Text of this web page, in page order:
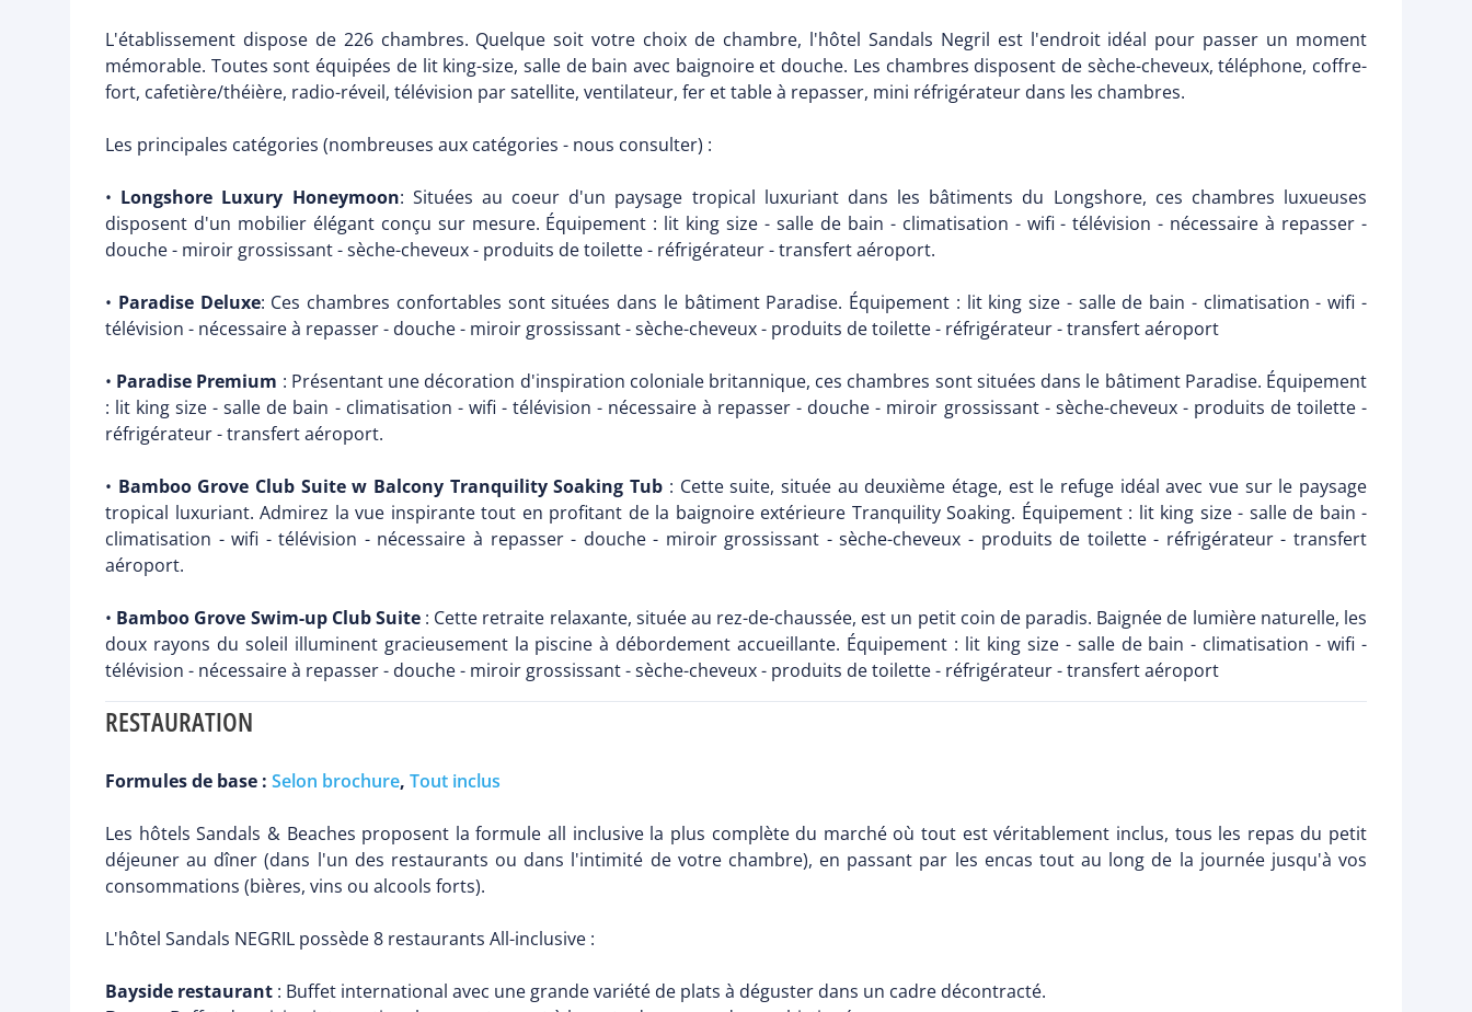
L'établissement dispose de 226 chambres. Quelque soit votre choix de chambre, l'hôtel Sandals Negril est l'endroit idéal pour passer un moment
mémorable. Toutes sont équipées de lit king-size, salle de bain avec baignoire et douche. Les chambres disposent de sèche-cheveux, téléphone, coffre-
fort, cafetière/théière, radio-réveil, télévision par satellite, ventilateur, fer et table à repasser, mini réfrigérateur dans les chambres.
Les principales catégories (nombreuses aux catégories - nous consulter) :
• Longshore Luxury Honeymoon: Situées au coeur d'un paysage tropical luxuriant dans les bâtiments du Longshore, ces chambres luxueuses
disposent d'un mobilier élégant conçu sur mesure. Équipement : lit king size - salle de bain - climatisation - wifi - télévision - nécessaire à repasser -
douche - miroir grossissant - sèche-cheveux - produits de toilette - réfrigérateur - transfert aéroport.
• Paradise Deluxe: Ces chambres confortables sont situées dans le bâtiment Paradise. Équipement : lit king size - salle de bain - climatisation - wifi -
télévision - nécessaire à repasser - douche - miroir grossissant - sèche-cheveux - produits de toilette - réfrigérateur - transfert aéroport
• Paradise Premium : Présentant une décoration d'inspiration coloniale britannique, ces chambres sont situées dans le bâtiment Paradise. Équipement
: lit king size - salle de bain - climatisation - wifi - télévision - nécessaire à repasser - douche - miroir grossissant - sèche-cheveux - produits de toilette -
réfrigérateur - transfert aéroport.
• Bamboo Grove Club Suite w Balcony Tranquility Soaking Tub : Cette suite, située au deuxième étage, est le refuge idéal avec vue sur le paysage
tropical luxuriant. Admirez la vue inspirante tout en profitant de la baignoire extérieure Tranquility Soaking. Équipement : lit king size - salle de bain -
climatisation - wifi - télévision - nécessaire à repasser - douche - miroir grossissant - sèche-cheveux - produits de toilette - réfrigérateur - transfert
aéroport.
• Bamboo Grove Swim-up Club Suite: Cette retraite relaxante, située au rez-de-chaussée, est un petit coin de paradis. Baignée de lumière naturelle, les
doux rayons du soleil illuminent gracieusement la piscine à débordement accueillante. Équipement : lit king size - salle de bain - climatisation - wifi -
télévision - nécessaire à repasser - douche - miroir grossissant - sèche-cheveux - produits de toilette - réfrigérateur - transfert aéroport
RESTAURATION
Formules de base : Selon brochure, Tout inclus
Les hôtels Sandals & Beaches proposent la formule all inclusive la plus complète du marché où tout est véritablement inclus, tous les repas du petit
déjeuner au dîner (dans l'un des restaurants ou dans l'intimité de votre chambre), en passant par les encas tout au long de la journée jusqu'à vos
consommations (bières, vins ou alcools forts).
L'hôtel Sandals NEGRIL possède 8 restaurants All-inclusive :
Bayside restaurant : Buffet international avec une grande variété de plats à déguster dans un cadre décontracté.